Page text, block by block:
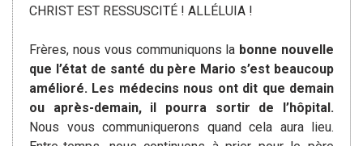
CHRIST EST RESSUSCITÉ ! ALLÉLUIA !
Frères, nous vous communiquons la bonne nouvelle
que l’état de santé du père Mario s’est beaucoup
amélioré. Les médecins nous ont dit que demain
ou après-demain, il pourra sortir de l’hôpital.
Nous vous communiquerons quand cela aura lieu.